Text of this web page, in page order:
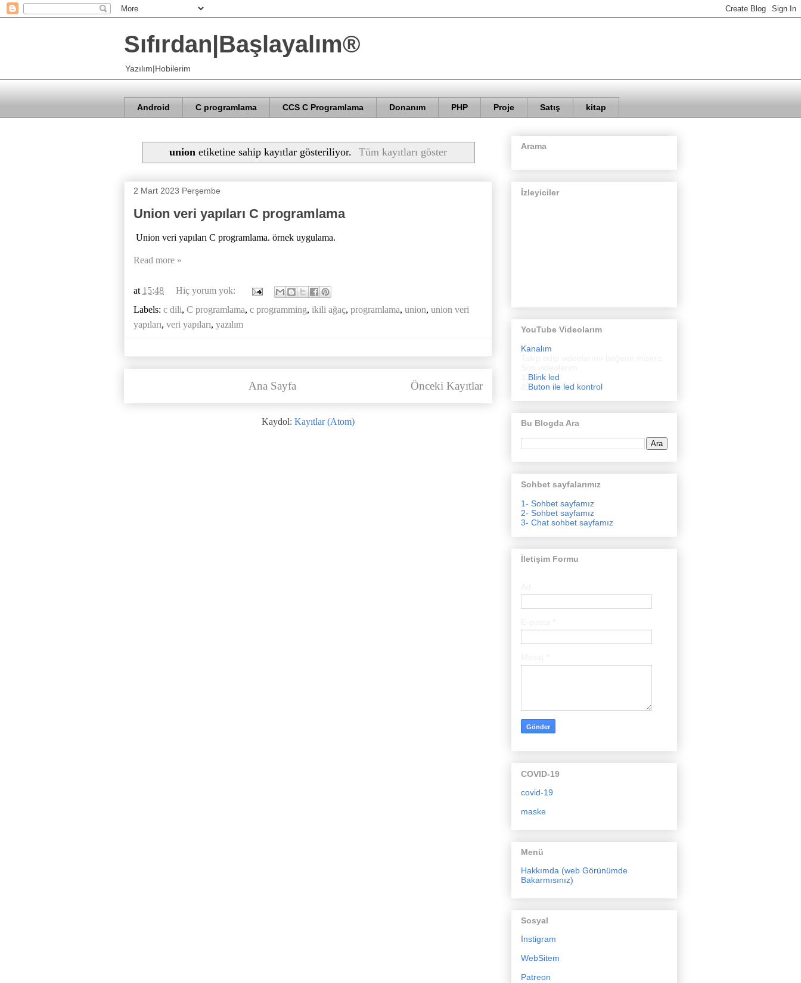
Sıfırdan|Başlayalım®
Yazılım|Hobilerim
Android C programlama CCS C Programlama Donanım PHP Proje Satış kitap
unionetiketine sahip kayıtlar gösteriliyor. Tüm kayıtları göster
2 Mart 2023 Perşembe
Union veri yapıları C programlama
Union veri yapıları C programlama. örnek uygulama.
Read more »
at 15:48
Hiç yorum yok:
Labels: c dili, C programlama, c programming, ikili ağaç, programlama, union, union veri
yapıları, veri yapıları, yazılım
Önceki Kayıtlar
Ana Sayfa
Kaydol: Kayıtlar (Atom)
Arama
İzleyiciler
YouTube Videolarım
Kanalım
Blink led
Buton ile led kontrol
Bu Blogda Ara
Sohbet sayfalarımız
1- Sohbet sayfamız
2- Sohbet sayfamız
3- Chat sohbet sayfamız
İletişim Formu
COVID-19
covid-19
maske
Menü
Hakkımda (web Görünümde
Bakarmısınız)
Sosyal
İnstigram
WebSitem
Patreon